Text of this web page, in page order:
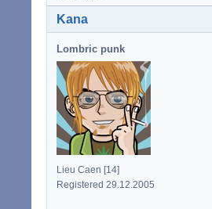
Kana
Lombric punk
Lieu Caen [14]
Registered 29.12.2005